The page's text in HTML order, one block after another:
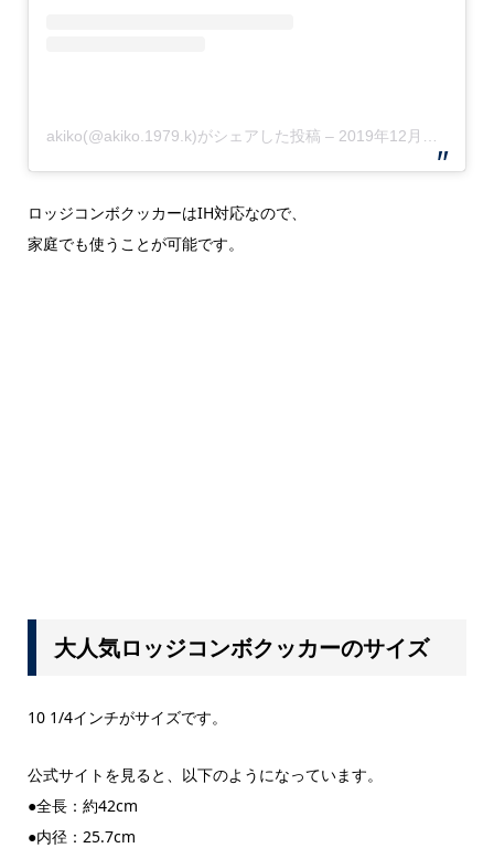
akiko(@akiko.1979.k)がシェアした投稿 – 2019年12月月25日午前6時10分PST
ロッジコンボクッカーはIH対応なので、
家庭でも使うことが可能です。
大人気ロッジコンボクッカーのサイズ
10 1/4インチがサイズです。
公式サイトを見ると、以下のようになっています。
●全長：約42cm
●内径：25.7cm